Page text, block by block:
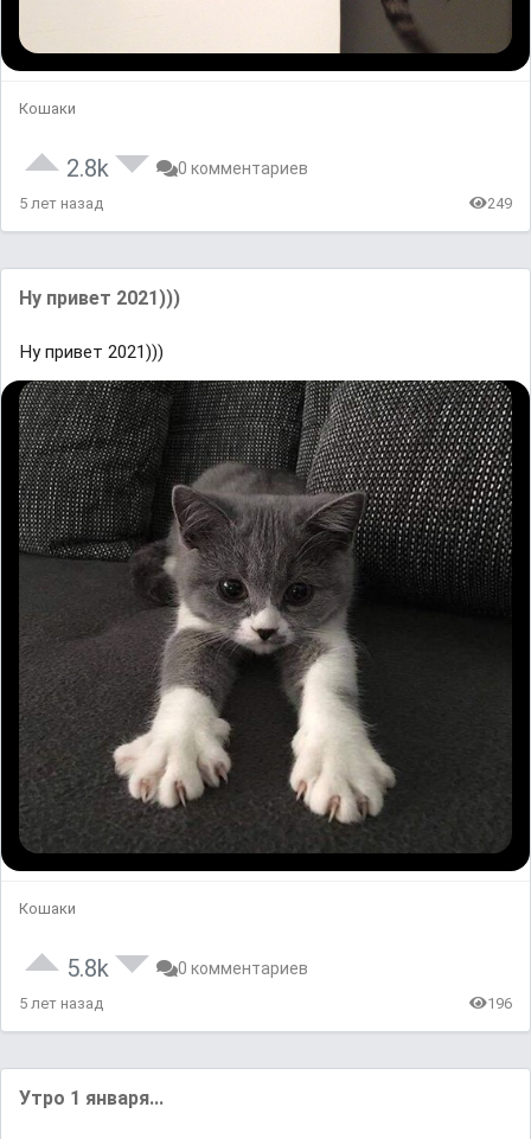
Кошаки
2.8k 0 комментариев
5 лет назад 249
Ну привет 2021)))
Ну привет 2021)))
Кошаки
5.8k 0 комментариев
5 лет назад 196
Утро 1 января...